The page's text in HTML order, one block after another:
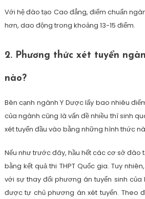
Với hệ đào tạo Cao đẳng, điểm chuẩn
hơn, dao động trong khoảng 13-15 điểm.
2. Phương thức xét tuyển
nào?
Bên cạnh ngành Y Dược lấy bao nhiêu
của ngành cũng là vấn đề nhiều thí sinh
xét tuyển đầu vào bằng những hình thức
Nếu như trước đây, hầu hết các cơ sở đào
bằng kết quả thi THPT Quốc gia. Tuy
với sự thay đổi phương án tuyển sinh của
được tự chủ phương án xét tuyển. Theo